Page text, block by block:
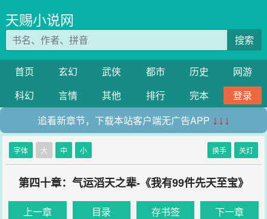
天赐小说网
搜索
首页 玄幻 武侠 都市 历史
网游
科幻
言情 其他 排行 完本
登录
追看新章节，下载本站客户端无广告APP ↓↓↓
字体 大 中 小 换手 关灯
第四十章：气运滔天之辈-《我有99件先天至宝》
上一章 目录 存书签 下一章